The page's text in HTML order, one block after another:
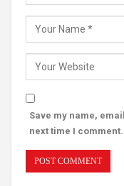
Save my name,
next time I comment.